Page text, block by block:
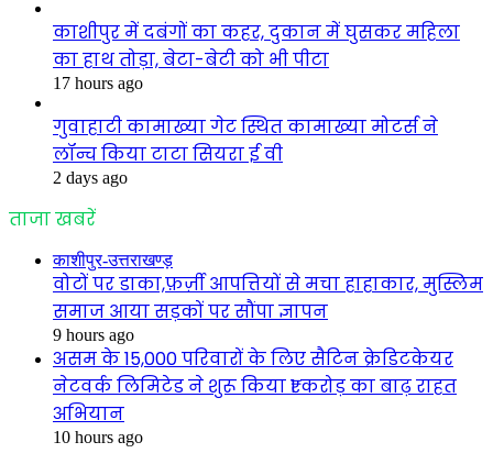
काशीपुर में दबंगों का कहर, दुकान में घुसकर महिला
का हाथ तोड़ा, बेटा-बेटी को भी पीटा
17 hours ago
गुवाहाटी कामाख्या गेट स्थित कामाख्या मोटर्स ने
लॉन्च किया टाटा सियरा ई वी
2 days ago
ताजा खबरें
काशीपुर-उत्तराखण्ड़
वोटों पर डाका,फ़र्ज़ी आपत्तियों से मचा हाहाकार, मुस्लिम
समाज आया सड़कों पर सौंपा ज्ञापन
9 hours ago
असम के 15,000 परिवारों के लिए सैटिन क्रेडिटकेयर
नेटवर्क लिमिटेड ने शुरू किया ₹1 करोड़ का बाढ़ राहत
अभियान
10 hours ago